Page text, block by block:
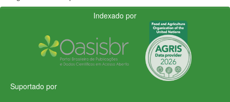
Indexado por
Suportado por